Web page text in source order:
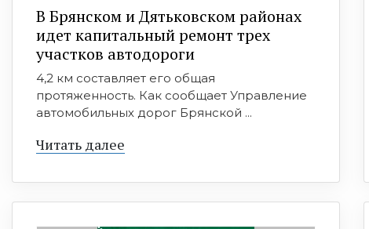
В Брянском и Дятьковском районах
идет капитальный ремонт трех
участков автодороги
4,2 км составляет его общая
протяженность. Как сообщает Управление
автомобильных дорог Брянской ...
Читать далее